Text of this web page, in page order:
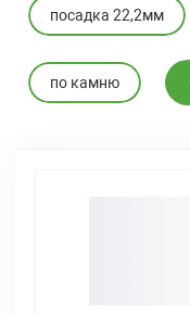
посадка 22,2мм
по камню